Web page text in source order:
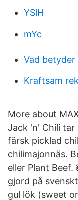
YSlH
mYc
Vad betyder
Kraftsam
More about
Jack 'n' Chili tar
färsk picklad
chilimajonnäs.
eller Plant Beef.
gjord på
gul lök (sweet